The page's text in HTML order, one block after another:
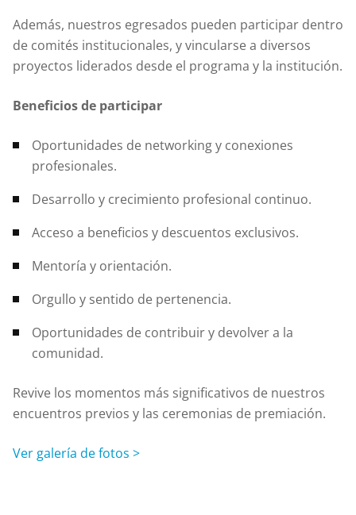
Además, nuestros egresados pueden participar dentro
de comités institucionales, y vincularse a diversos
proyectos liderados desde el programa y la institución.
Beneficios de participar
Oportunidades de networking y conexiones
profesionales.
Desarrollo y crecimiento profesional continuo.
Acceso a beneficios y descuentos exclusivos.
Mentoría y orientación.
Orgullo y sentido de pertenencia.
Oportunidades de contribuir y devolver a la
comunidad.
Revive los momentos más significativos de nuestros
encuentros previos y las ceremonias de premiación.
Ver galería de fotos >